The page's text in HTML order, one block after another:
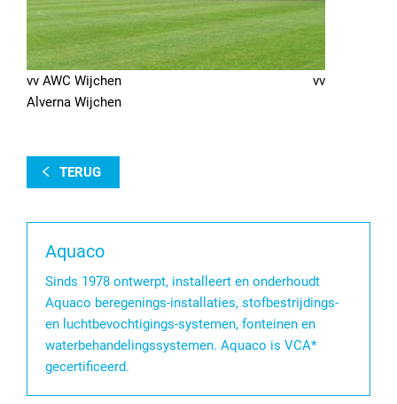
vv AWC Wijchen vv
Alverna Wijchen
TERUG
Aquaco
Sinds 1978 ontwerpt, installeert en onderhoudt
Aquaco beregenings-installaties, stofbestrijdings-
en luchtbevochtigings-systemen, fonteinen en
waterbehandelingssystemen. Aquaco is VCA*
gecertificeerd.